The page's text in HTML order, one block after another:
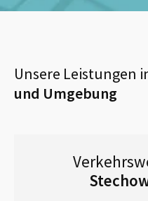
Unsere Leistungen
und Umgebung